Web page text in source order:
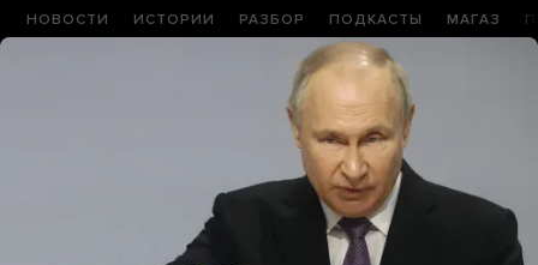
НОВОСТИ ИСТОРИИ РАЗБОР ПОДКАСТЫ МАГАЗ